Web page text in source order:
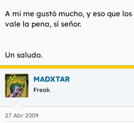
A mi me gustó mucho, y eso que
vale la pena, sí señor.
Un saludo.
MADXTAR
Freak
27 Abr 2009